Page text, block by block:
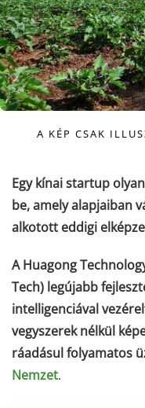
A KÉP CSAK
Egy kínai startup
be, amely alapjaiban
alkotott eddigi
A Huagong
Tech) legújabb
intelligenciával
vegyszerek nélkül
ráadásul folyamatos
Nemzet.